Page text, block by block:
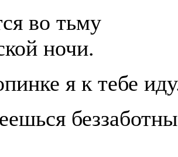
во тьму
ночи.
я к тебе